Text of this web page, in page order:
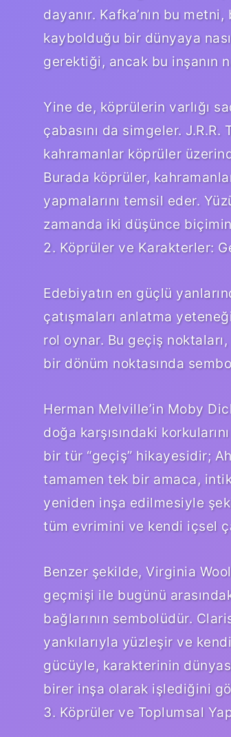
dayanır. Kafka’nın bu
kaybolduğu bir dünyaya
gerektiği, ancak bu inşanın
Yine de, köprülerin varlığı
çabasını da simgeler.
kahramanlar köprüler
Burada köprüler,
yapmalarını temsil eder.
zamanda iki düşünce
2. Köprüler ve Karakterler:
Edebiyatın en güçlü
çatışmaları anlatma
rol oynar. Bu geçiş
bir dönüm noktasında
Herman Melville’in Moby
doğa karşısındaki
bir tür “geçiş” hikayesidir;
tamamen tek bir amaca,
yeniden inşa edilmesiyle
tüm evrimini ve kendi içsel
Benzer şekilde, Virginia
geçmişi ile bugünü
bağlarının sembolüdür.
yankılarıyla yüzleşir ve
gücüyle, karakterinin
birer inşa olarak işlediğini
3. Köprüler ve Toplumsal